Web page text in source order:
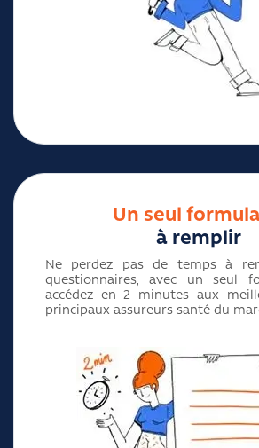
Un seul
à remplir
Ne perdez pas de temps à
questionnaires, avec un seul
accédez en 2 minutes aux
principaux assureurs santé du